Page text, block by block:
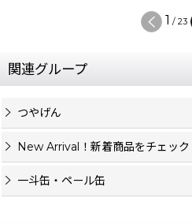
2 /23
関連グループ
つやげん
New Arrival！新着商品をチェック
一斗缶・ペール缶